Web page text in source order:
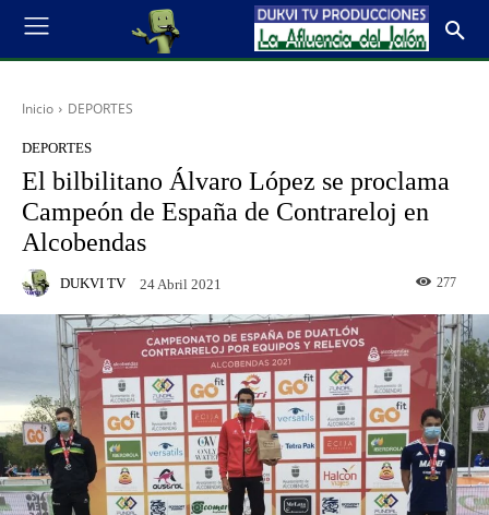
Inicio DEPORTES
DEPORTES
El bilbilitano Álvaro López se proclama
Campeón de España de Contrareloj en
Alcobendas
DUKVI TV 24 Abril 2021 277